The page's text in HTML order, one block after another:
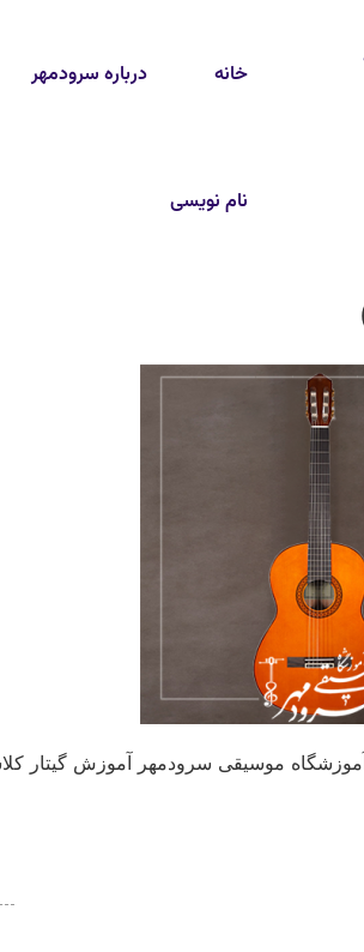
خانه درباره سرودمهر
نام نویسی
موسیقی سرودمهر آموزش گیتار